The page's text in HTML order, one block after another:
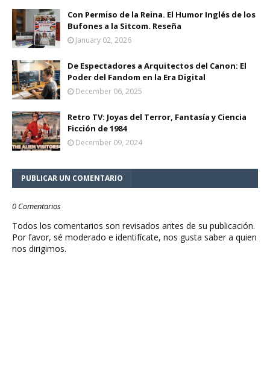
Con Permiso de la Reina. El Humor Inglés de los
Bufones a la Sitcom. Reseña
January 02, 2026
De Espectadores a Arquitectos del Canon: El
Poder del Fandom en la Era Digital
December 06, 2025
Retro TV: Joyas del Terror, Fantasía y Ciencia
Ficción de 1984
December 09, 2024
PUBLICAR UN COMENTARIO
0 Comentarios
Todos los comentarios son revisados antes de su publicación.
Por favor, sé moderado e identifícate, nos gusta saber a quien
nos dirigimos.